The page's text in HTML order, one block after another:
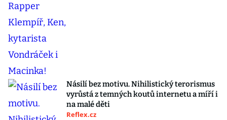
Násilí bez motivu. Nihilistický terorismus
vyrůstá z temných koutů internetu a míří i
na malé děti
Reflex.cz